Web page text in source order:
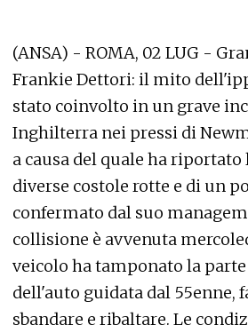
(ANSA) - ROMA, 02 LUG -
Frankie Dettori: il mito
stato coinvolto in un grave
Inghilterra nei pressi di
a causa del quale ha
diverse costole rotte e di un
confermato dal suo
collisione è avvenuta
veicolo ha tamponato la
dell'auto guidata dal 55enne,
sbandare e ribaltare. Le